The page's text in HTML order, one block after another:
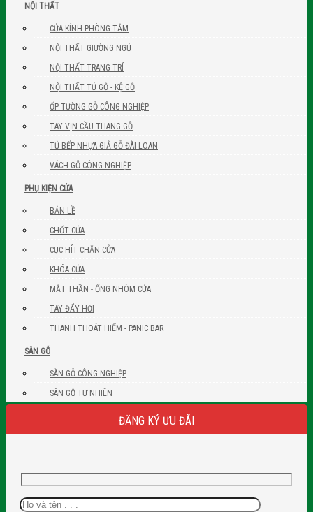
NỘI THẤT
CỬA KÍNH PHÒNG TẮM
NỘI THẤT GIƯỜNG NGỦ
NỘI THẤT TRANG TRÍ
NỘI THẤT TỦ GỖ - KỆ GỖ
ỐP TƯỜNG GỖ CÔNG NGHIỆP
TAY VỊN CẦU THANG GỖ
TỦ BẾP NHỰA GIẢ GỖ ĐÀI LOAN
VÁCH GỖ CÔNG NGHIỆP
PHỤ KIỆN CỬA
BẢN LỀ
CHỐT CỬA
CỤC HÍT CHẶN CỬA
KHÓA CỬA
MẮT THẦN - ỐNG NHÒM CỬA
TAY ĐẨY HƠI
THANH THOÁT HIỂM - PANIC BAR
SÀN GỖ
SÀN GỖ CÔNG NGHIỆP
SÀN GỖ TỰ NHIÊN
ĐĂNG KÝ ƯU ĐÃI